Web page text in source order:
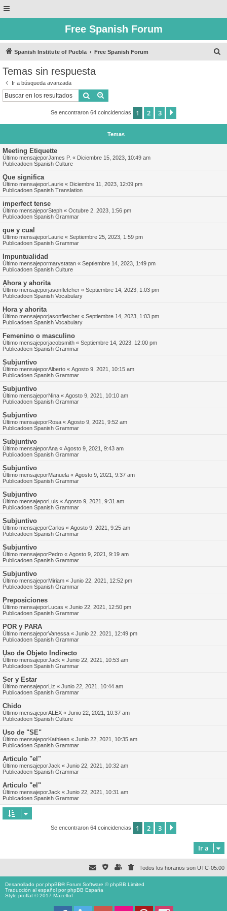
Free Spanish Forum
Spanish Institute of Puebla Free Spanish Forum
Temas sin respuesta
Ir a búsqueda avanzada
Buscar
Se encontraron 64 coincidencias 1 2 3
Temas
Meeting Etiquette
Último mensajeporJames P. « Diciembre 15, 2023, 10:49 am
Publicadoen Spanish Culture
Que significa
Último mensajeporLaurie « Diciembre 11, 2023, 12:09 pm
Publicadoen Spanish Translation
imperfect tense
Último mensajeporSteph « Octubre 2, 2023, 1:56 pm
Publicadoen Spanish Grammar
que y cual
Último mensajeporLaurie « Septiembre 25, 2023, 1:59 pm
Publicadoen Spanish Grammar
Impuntualidad
Último mensajepormarystatan « Septiembre 14, 2023, 1:49 pm
Publicadoen Spanish Culture
Ahora y ahorita
Último mensajeporjasonfletcher « Septiembre 14, 2023, 1:03 pm
Publicadoen Spanish Vocabulary
Hora y ahorita
Último mensajeporjasonfletcher « Septiembre 14, 2023, 1:03 pm
Publicadoen Spanish Vocabulary
Femenino o masculino
Último mensajeporjacobsmith « Septiembre 14, 2023, 12:00 pm
Publicadoen Spanish Grammar
Subjuntivo
Último mensajeporAlberto « Agosto 9, 2021, 10:15 am
Publicadoen Spanish Grammar
Subjuntivo
Último mensajeporNina « Agosto 9, 2021, 10:10 am
Publicadoen Spanish Grammar
Subjuntivo
Último mensajeporRosa « Agosto 9, 2021, 9:52 am
Publicadoen Spanish Grammar
Subjuntivo
Último mensajeporAna « Agosto 9, 2021, 9:43 am
Publicadoen Spanish Grammar
Subjuntivo
Último mensajeporManuela « Agosto 9, 2021, 9:37 am
Publicadoen Spanish Grammar
Subjuntivo
Último mensajeporLuis « Agosto 9, 2021, 9:31 am
Publicadoen Spanish Grammar
Subjuntivo
Último mensajeporCarlos « Agosto 9, 2021, 9:25 am
Publicadoen Spanish Grammar
Subjuntivo
Último mensajeporPedro « Agosto 9, 2021, 9:19 am
Publicadoen Spanish Grammar
Subjuntivo
Último mensajeporMiriam « Junio 22, 2021, 12:52 pm
Publicadoen Spanish Grammar
Preposiciones
Último mensajeporLucas « Junio 22, 2021, 12:50 pm
Publicadoen Spanish Grammar
POR y PARA
Último mensajeporVanessa « Junio 22, 2021, 12:49 pm
Publicadoen Spanish Grammar
Uso de Objeto Indirecto
Último mensajeporJack « Junio 22, 2021, 10:53 am
Publicadoen Spanish Grammar
Ser y Estar
Último mensajeporLiz « Junio 22, 2021, 10:44 am
Publicadoen Spanish Grammar
Chido
Último mensajeporALEX « Junio 22, 2021, 10:37 am
Publicadoen Spanish Culture
Uso de "SE"
Último mensajeporKathleen « Junio 22, 2021, 10:35 am
Publicadoen Spanish Grammar
Articulo "el"
Último mensajeporJack « Junio 22, 2021, 10:32 am
Publicadoen Spanish Grammar
Articulo "el"
Último mensajeporJack « Junio 22, 2021, 10:31 am
Publicadoen Spanish Grammar
Se encontraron 64 coincidencias 1 2 3
Ir a
Todos los horarios son UTC-05:00
Desarrollado porphpBB® Forum Software © phpBB Limited
Traducción al español porphpBB España
Style proflat © 2017 Mazeltof